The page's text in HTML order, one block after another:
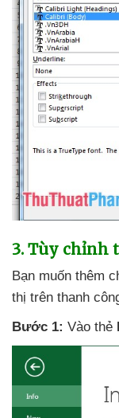
3. Tùy chỉnh
Bạn muốn thêm
thị trên thanh
Bước 1: Vào thẻ